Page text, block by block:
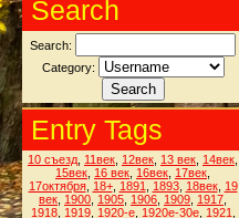
Search
Search:
Category:
Entry Tags
10 съезд 11век 12век 13 век 14век
15век 16 век 16век 17век
17октября, 18+, 1891 1893, 18век, 19
век 1900 1905 1906 1909 1917
1918, 1919, 1920-е, 1920е-30е, 1921